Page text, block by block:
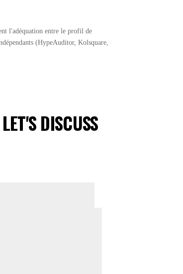
l'adéquation entre le profil de
(HypeAuditor, Kolsquare,
DISCUSS